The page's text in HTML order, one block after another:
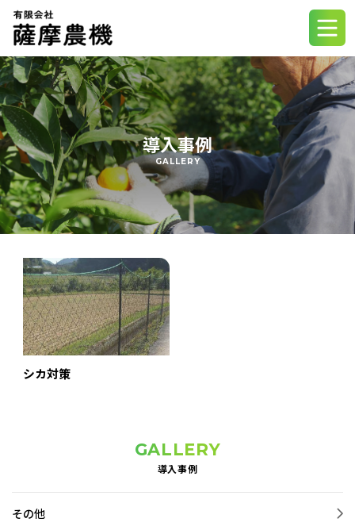
ホーム
電気柵について
製品情報
動物別対策
会社概要
お問い合わせ
プライバシーポリシー
スタッフブログ
導入事例
GALLERY
シカ対策
GALLERY
導入事例
その他